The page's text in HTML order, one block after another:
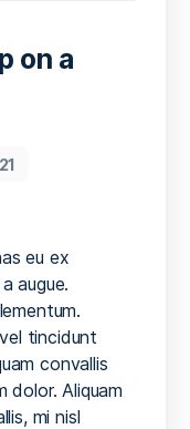
on a
eu ex
augue.
tincidunt
convallis
dolor. Aliquam
mi nisl